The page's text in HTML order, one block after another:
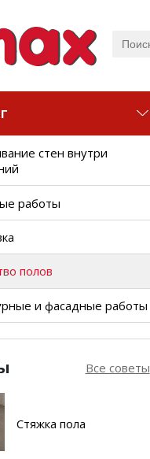
КАТАЛОГ
плитки
составы
составы
3D печати
СТЕН
выравнивающие
ПОЛОВ
стен внутри
работы
полов
и фасадные работы
Все советы
Стяжка пола